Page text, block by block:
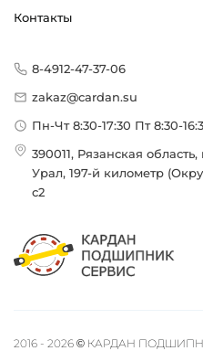
Контакты
8-4912-47-37-06
zakaz@cardan.su
Пн-Чт 8:30-17:30 Пт 8:30-
390011, Рязанская
Урал, 197-й километр
с2
2016 - 2026 © КАРДАН